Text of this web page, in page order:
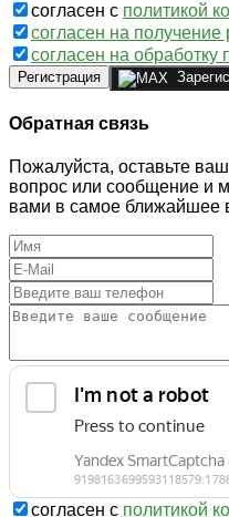
согласен с политикой
согласен на получение
согласен на
Регистрация
Обратная связь
Пожалуйста, оставьте
вопрос или сообщение и
вами в самое ближайшее
согласен с политикой